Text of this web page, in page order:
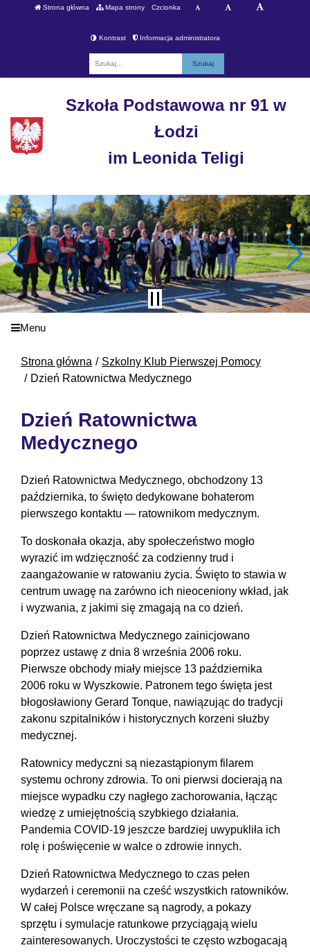
Strona główna Mapa strony Czcionka
Kontrast Informacja administratora
Szkoła Podstawowa nr 91 w
Łodzi
im Leonida Teligi
Menu
Strona główna
Szkolny Klub Pierwszej Pomocy
Dzień Ratownictwa Medycznego
Dzień Ratownictwa
Medycznego
Dzień Ratownictwa Medycznego, obchodzony 13
października, to święto dedykowane bohaterom
pierwszego kontaktu — ratownikom medycznym.
To doskonała okazja, aby społeczeństwo mogło
wyrazić im wdzięczność za codzienny trud i
zaangażowanie w ratowaniu życia. Święto to stawia w
centrum uwagę na zarówno ich nieoceniony wkład, jak
i wyzwania, z jakimi się zmagają na co dzień.
Dzień Ratownictwa Medycznego zainicjowano
poprzez ustawę z dnia 8 września 2006 roku.
Pierwsze obchody miały miejsce 13 października
2006 roku w Wyszkowie. Patronem tego święta jest
błogosławiony Gerard Tonque, nawiązując do tradycji
zakonu szpitalników i historycznych korzeni służby
medycznej.
Ratownicy medyczni są niezastąpionym filarem
systemu ochrony zdrowia. To oni pierwsi docierają na
miejsce wypadku czy nagłego zachorowania, łącząc
wiedzę z umiejętnością szybkiego działania.
Pandemia COVID-19 jeszcze bardziej uwypukliła ich
rolę i poświęcenie w walce o zdrowie innych.
Dzień Ratownictwa Medycznego to czas pełen
wydarzeń i ceremonii na cześć wszystkich ratowników.
W całej Polsce wręczane są nagrody, a pokazy
sprzętu i symulacje ratunkowe przyciągają wielu
zainteresowanych. Uroczystości te często wzbogacają